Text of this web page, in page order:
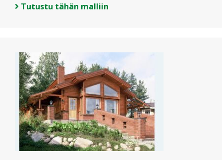
Tutustu tähän malliin